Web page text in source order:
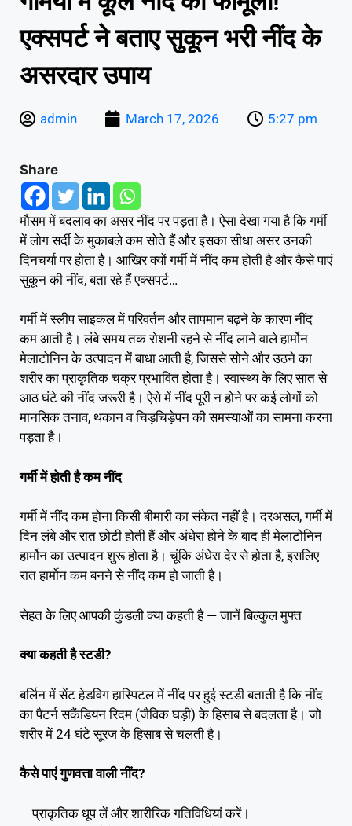
एक्सपर्ट ने बताए सुकून भरी नींद के
असरदार उपाय
admin March 17, 2026 5:27 pm
Share
मौसम में बदलाव का असर नींद पर पड़ता है। ऐसा देखा गया है कि गर्मी
में लोग सर्दी के मुकाबले कम सोते हैं और इसका सीधा असर उनकी
दिनचर्या पर होता है। आखिर क्यों गर्मी में नींद कम होती है और कैसे पाएं
सुकून की नींद, बता रहे हैं एक्सपर्ट…
गर्मी में स्लीप साइकल में परिवर्तन और तापमान बढ़ने के कारण नींद
कम आती है। लंबे समय तक रोशनी रहने से नींद लाने वाले हार्मोन
मेलाटोनिन के उत्पादन में बाधा आती है, जिससे सोने और उठने का
शरीर का प्राकृतिक चक्र प्रभावित होता है। स्वास्थ्य के लिए सात से
आठ घंटे की नींद जरूरी है। ऐसे में नींद पूरी न होने पर कई लोगों को
मानसिक तनाव, थकान व चिड़चिड़ेपन की समस्याओं का सामना करना
पड़ता है।
गर्मी में होती है कम नींद
गर्मी में नींद कम होना किसी बीमारी का संकेत नहीं है। दरअसल, गर्मी में
दिन लंबे और रात छोटी होती हैं और अंधेरा होने के बाद ही मेलाटोनिन
हार्मोन का उत्पादन शुरू होता है। चूंकि अंधेरा देर से होता है, इसलिए
रात हार्मोन कम बनने से नींद कम हो जाती है।
सेहत के लिए आपकी कुंडली क्या कहती है — जानें बिल्कुल मुफ्त
क्या कहती है स्टडी?
बर्लिन में सेंट हेडविग हास्पिटल में नींद पर हुई स्टडी बताती है कि नींद
का पैटर्न सकैंडियन रिदम (जैविक घड़ी) के हिसाब से बदलता है। जो
शरीर में 24 घंटे सूरज के हिसाब से चलती है।
कैसे पाएं गुणवत्ता वाली नींद?
प्राकृतिक धूप लें और शारीरिक गतिविधियां करें।